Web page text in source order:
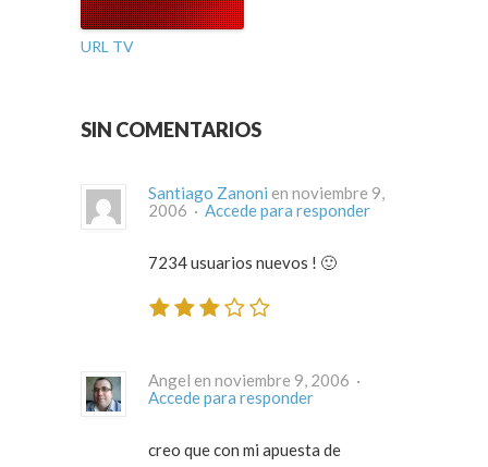
URL TV
SIN COMENTARIOS
Santiago Zanoni en noviembre 9,
2006 · Accede para responder
7234 usuarios nuevos ! 🙂
Angel en noviembre 9, 2006 ·
Accede para responder
creo que con mi apuesta de